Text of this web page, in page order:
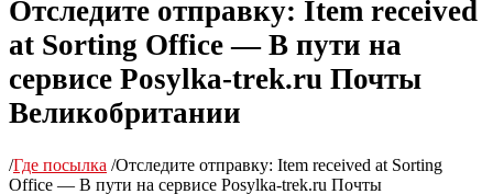
Отследите отправку: Item received
at Sorting Office — В пути на
сервисе Posylka-trek.ru Почты
Великобритании
/Где посылка /Отследите отправку: Item received at Sorting
Office — В пути на сервисе Posylka-trek.ru Почты